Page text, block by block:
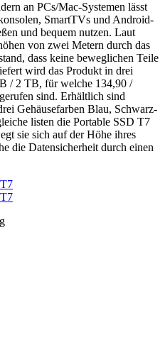
an PCs/Mac-Systemen lässt
SmartTVs und Android-
und bequem nutzen. Laut
von zwei Metern durch das
dass keine beweglichen Teile
wird das Produkt in drei
/ 2 TB, für welche 134,90 /
sind. Erhältlich sind
Gehäusefarben Blau, Schwarz-
listen die Portable SSD T7
sie sich auf der Höhe ihres
die Datensicherheit durch einen